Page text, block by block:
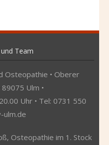
Team
Osteopathie • Oberer
Ulm •
Uhr • Tel: 0731 550
ulm.de
Osteopathie im 1. Stock